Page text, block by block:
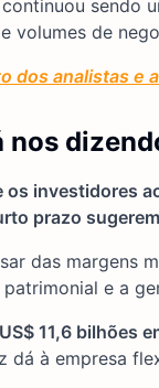
sendo
volumes de
dos analistas e
investidores
prazo
das margens
e a
US$ 11,6 bilhões
dá à empresa